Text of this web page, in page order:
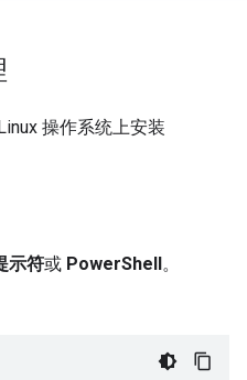
操作系统上安装
示符或 PowerShell。